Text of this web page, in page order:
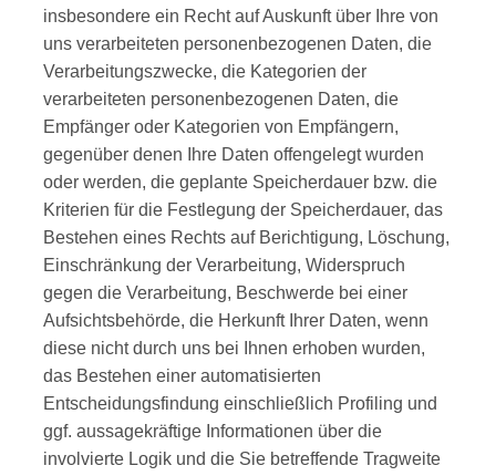
insbesondere ein Recht auf Auskunft über Ihre von
uns verarbeiteten personenbezogenen Daten, die
Verarbeitungszwecke, die Kategorien der
verarbeiteten personenbezogenen Daten, die
Empfänger oder Kategorien von Empfängern,
gegenüber denen Ihre Daten offengelegt wurden
oder werden, die geplante Speicherdauer bzw. die
Kriterien für die Festlegung der Speicherdauer, das
Bestehen eines Rechts auf Berichtigung, Löschung,
Einschränkung der Verarbeitung, Widerspruch
gegen die Verarbeitung, Beschwerde bei einer
Aufsichtsbehörde, die Herkunft Ihrer Daten, wenn
diese nicht durch uns bei Ihnen erhoben wurden,
das Bestehen einer automatisierten
Entscheidungsfindung einschließlich Profiling und
ggf. aussagekräftige Informationen über die
involvierte Logik und die Sie betreffende Tragweite